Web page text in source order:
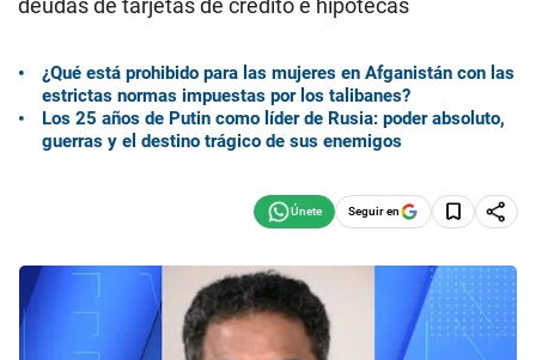
deudas de tarjetas de crédito e hipotecas
¿Qué está prohibido para las mujeres en Afganistán con las
estrictas normas impuestas por los talibanes?
Los 25 años de Putin como líder de Rusia: poder absoluto,
guerras y el destino trágico de sus enemigos
Seguir en